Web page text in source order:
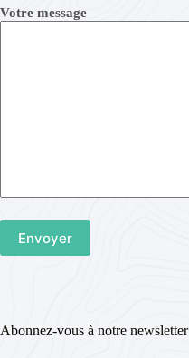
Votre message
Abonnez-vous à notre newsletter